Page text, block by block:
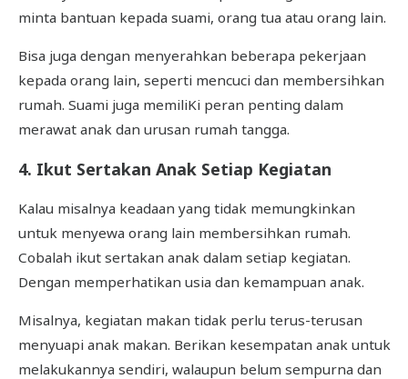
minta bantuan kepada suami, orang tua atau orang lain.
Bisa juga dengan menyerahkan beberapa pekerjaan
kepada orang lain, seperti mencuci dan membersihkan
rumah. Suami juga memiliKi peran penting dalam
merawat anak dan urusan rumah tangga.
4. Ikut Sertakan Anak Setiap Kegiatan
Kalau misalnya keadaan yang tidak memungkinkan
untuk menyewa orang lain membersihkan rumah.
Cobalah ikut sertakan anak dalam setiap kegiatan.
Dengan memperhatikan usia dan kemampuan anak.
Misalnya, kegiatan makan tidak perlu terus-terusan
menyuapi anak makan. Berikan kesempatan anak untuk
melakukannya sendiri, walaupun belum sempurna dan